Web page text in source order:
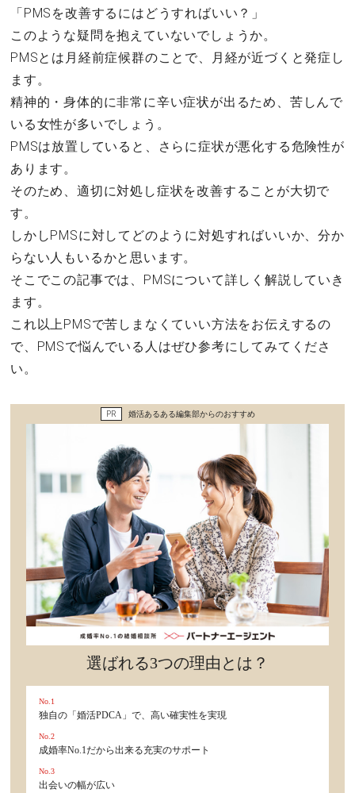
グルメ
趣味・旅行
不倫・だめ男
感動
心の処方箋
カルチャー・トレンド・芸能
驚き
「PMSを改善するにはどうすればいい？」
このような疑問を抱えていないでしょうか。
PMSとは月経前症候群のことで、月経が近づくと発症し
ます。
精神的・身体的に非常に辛い症状が出るため、苦しんで
いる女性が多いでしょう。
PMSは放置していると、さらに症状が悪化する危険性が
あります。
そのため、適切に対処し症状を改善することが大切で
す。
しかしPMSに対してどのように対処すればいいか、分か
らない人もいるかと思います。
そこでこの記事では、PMSについて詳しく解説していき
ます。
これ以上PMSで苦しまなくていい方法をお伝えするの
で、PMSで悩んでいる人はぜひ参考にしてみてくださ
い。
PR 婚活あるある編集部からのおすすめ
選ばれる3つの理由とは？
No.1
独自の「婚活PDCA」で、高い確実性を実現
No.2
成婚率No.1だから出来る充実のサポート
No.3
出会いの幅が広い